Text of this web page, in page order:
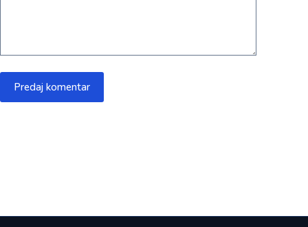
Predaj komentar